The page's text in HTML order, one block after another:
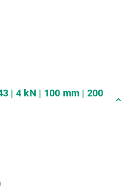
| 4 kN | 100 mm | 200